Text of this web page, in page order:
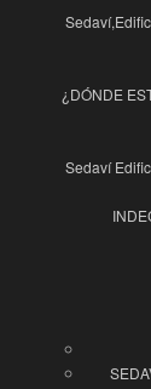
¿DÓNDE
Sedaví